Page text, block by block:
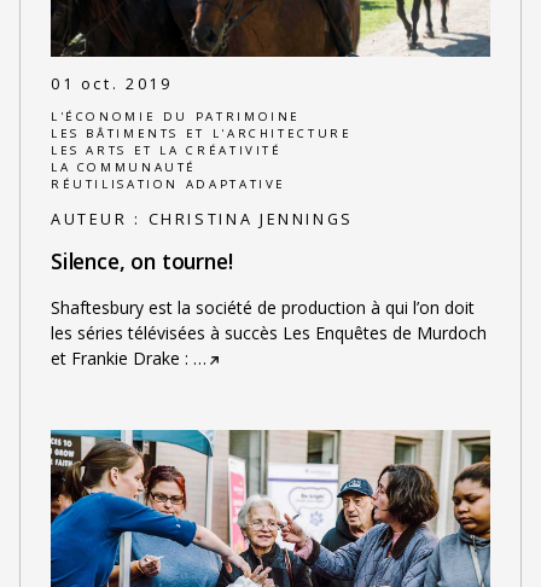
01 oct. 2019
L'ÉCONOMIE DU PATRIMOINE
LES BÂTIMENTS ET L'ARCHITECTURE
LES ARTS ET LA CRÉATIVITÉ
LA COMMUNAUTÉ
RÉUTILISATION ADAPTATIVE
AUTEUR : CHRISTINA JENNINGS
Silence, on tourne!
Shaftesbury est la société de production à qui l’on doit
les séries télévisées à succès Les Enquêtes de Murdoch
et Frankie Drake : …